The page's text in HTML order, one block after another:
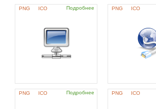
PNG ICO Подробнее PNG ICO
PNG ICO Подробнее PNG ICO